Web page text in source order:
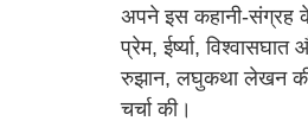
अपने इस कहानी-संग्रह
प्रेम, ईर्ष्या,
रुझान, लघुकथा लेखन की
चर्चा की।